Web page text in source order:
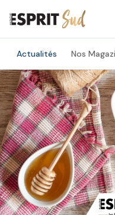
Actualités Nos